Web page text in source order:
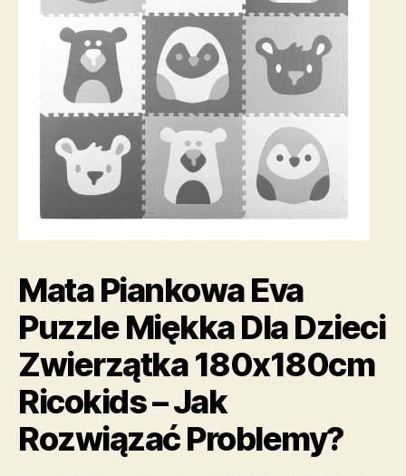
Mata Piankowa Eva
Puzzle Miękka Dla Dzieci
Zwierzątka 180x180cm
Ricokids – Jak
Rozwiązać Problemy?